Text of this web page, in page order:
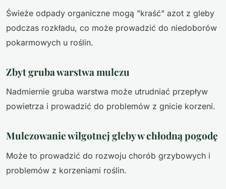
Świeże odpady organiczne mogą "kraść" azot z gleby
podczas rozkładu, co może prowadzić do niedoborów
pokarmowych u roślin.
Zbyt gruba warstwa mulczu
Nadmiernie gruba warstwa może utrudniać przepływ
powietrza i prowadzić do problemów z gnicie korzeni.
Mulczowanie wilgotnej gleby w chłodną pogodę
Może to prowadzić do rozwoju chorób grzybowych i
problemów z korzeniami roślin.